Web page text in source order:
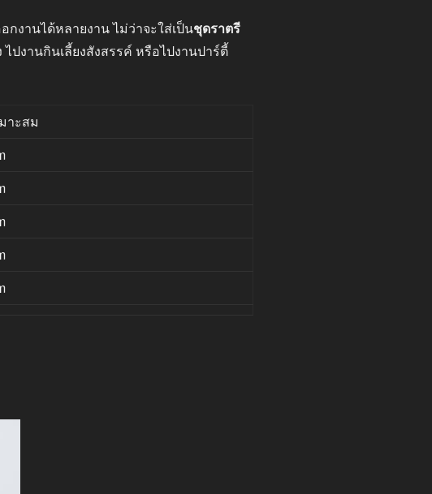
งานได้หลายงาน ไม่ว่าจะใส่เป็นชุดราตรี
ปงานกินเลี้ยงสังสรรค์ หรือไปงานปาร์ตี้
าะสม